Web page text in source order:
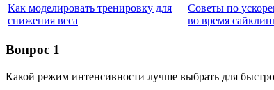
Как моделировать тренировку для
снижения веса
Советы по
во время
Вопрос 1
Какой режим интенсивности лучше выбрать для